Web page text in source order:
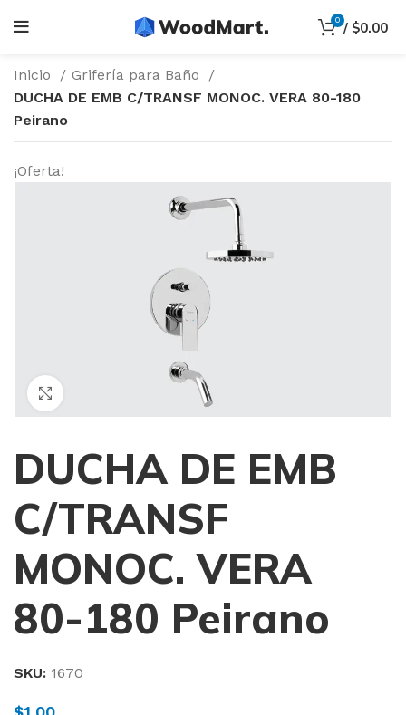
0 / $0.00
Inicio
Grifería para Baño
DUCHA DE EMB C/TRANSF MONOC. VERA 80-180
Peirano
¡Oferta!
Haga Click para agrandar
DUCHA DE EMB
C/TRANSF
MONOC. VERA
80-180 Peirano
SKU: 1670